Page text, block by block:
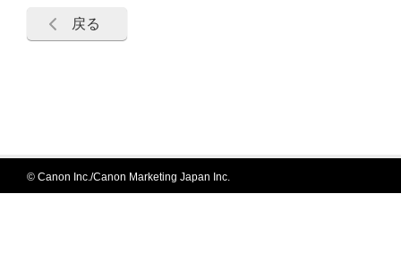
戻る
© Canon Inc./Canon Marketing Japan Inc.